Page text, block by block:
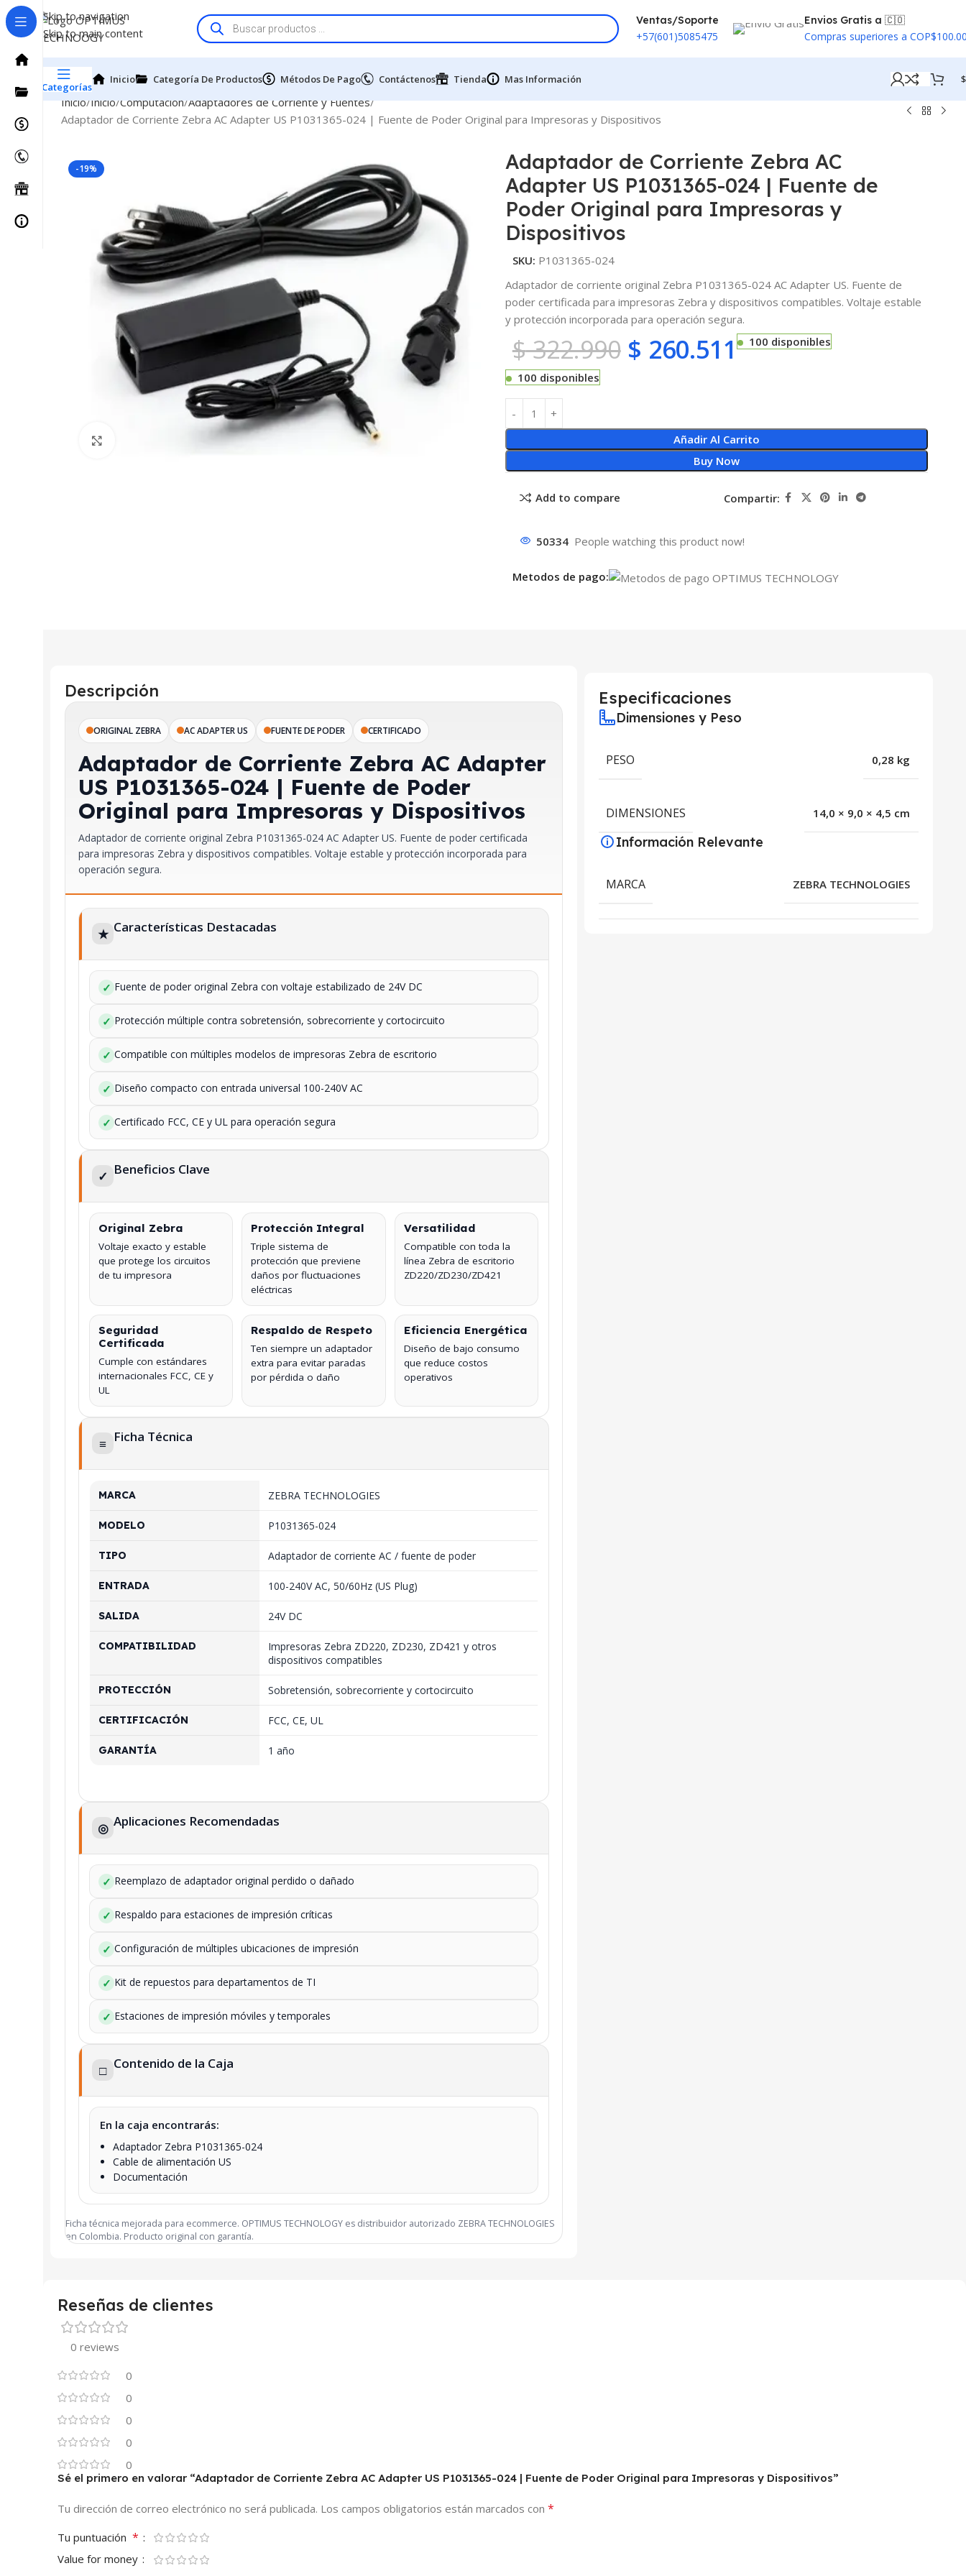
Skip to navigation
Skip to main content
Ventas/Soporte
+57(601)5085475
Envios Gratis a 🇨🇴
Compras superiores a
Categorías
Inicio Categoría De Productos Métodos De Pago Contáctenos Tienda Mas Información $
Inicio Inicio Computación Adaptadores de Corriente y Fuentes
Adaptador de Corriente Zebra AC Adapter US P1031365-024 | Fuente de Poder Original para Impresoras y Dispositivos
-19%
Adaptador de Corriente Zebra AC
Adapter US P1031365-024 | Fuente de
Poder Original para Impresoras y
Dispositivos
SKU: P1031365-024
Adaptador de corriente original Zebra P1031365-024 AC Adapter US. Fuente de
poder certificada para impresoras Zebra y dispositivos compatibles. Voltaje estable
y protección incorporada para operación segura.
$322.990 $ 260.511 100 disponibles
100 disponibles
Añadir Al Carrito
Buy Now
Add to compare Compartir:
50334 People watching this product now!
Metodos de pago:
Descripción
ORIGINAL ZEBRA AC ADAPTER US FUENTE DE PODER CERTIFICADO
Adaptador de Corriente Zebra AC Adapter
US P1031365-024 | Fuente de Poder
Original para Impresoras y Dispositivos
Adaptador de corriente original Zebra P1031365-024 AC Adapter US. Fuente de poder certificada
para impresoras Zebra y dispositivos compatibles. Voltaje estable y protección incorporada para
operación segura.
★ Características Destacadas
✓ Fuente de poder original Zebra con voltaje estabilizado de 24V DC
✓ Protección múltiple contra sobretensión, sobrecorriente y cortocircuito
✓ Compatible con múltiples modelos de impresoras Zebra de escritorio
✓ Diseño compacto con entrada universal 100-240V AC
✓ Certificado FCC, CE y UL para operación segura
✓ Beneficios Clave
Original Zebra
Voltaje exacto y estable
que protege los circuitos
de tu impresora
Protección Integral
Triple sistema de
protección que previene
daños por fluctuaciones
eléctricas
Versatilidad
Compatible con toda la
línea Zebra de escritorio
ZD220/ZD230/ZD421
Seguridad
Certificada
Cumple con estándares
internacionales FCC, CE y
UL
Respaldo de Respeto
Ten siempre un adaptador
extra para evitar paradas
por pérdida o daño
Eficiencia Energética
Diseño de bajo consumo
que reduce costos
operativos
≡ Ficha Técnica
MARCA ZEBRA TECHNOLOGIES
MODELO P1031365-024
TIPO Adaptador de corriente AC / fuente de poder
ENTRADA 100-240V AC, 50/60Hz (US Plug)
SALIDA 24V DC
COMPATIBILIDAD
Impresoras Zebra ZD220, ZD230, ZD421 y otros
dispositivos compatibles
PROTECCIÓN Sobretensión, sobrecorriente y cortocircuito
CERTIFICACIÓN FCC, CE, UL
GARANTÍA 1 año
◎ Aplicaciones Recomendadas
✓ Reemplazo de adaptador original perdido o dañado
✓ Respaldo para estaciones de impresión críticas
✓ Configuración de múltiples ubicaciones de impresión
✓ Kit de repuestos para departamentos de TI
✓ Estaciones de impresión móviles y temporales
□ Contenido de la Caja
En la caja encontrarás:
Adaptador Zebra P1031365-024
Cable de alimentación US
Documentación
Ficha técnica mejorada para ecommerce. OPTIMUS TECHNOLOGY es distribuidor autorizado ZEBRA TECHNOLOGIES
en Colombia. Producto original con garantía.
Especificaciones
Dimensiones y Peso
PESO 0,28 kg
DIMENSIONES 14,0 × 9,0 × 4,5 cm
Información Relevante
MARCA ZEBRA TECHNOLOGIES
Reseñas de clientes
0 reviews
0
0
0
0
0
Sé el primero en valorar “Adaptador de Corriente Zebra AC Adapter US P1031365-024 | Fuente de Poder Original para Impresoras y Dispositivos”
Tu dirección de correo electrónico no será publicada. Los campos obligatorios están marcados con *
Tu puntuación *
Value for money